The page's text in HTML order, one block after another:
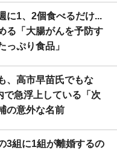
に1、2個食べるだけ...
る「大腸がんを予防す
っぷり食品」
、高市早苗氏でもな
で急浮上している「次
の意外な名前
3組に1組が離婚するの